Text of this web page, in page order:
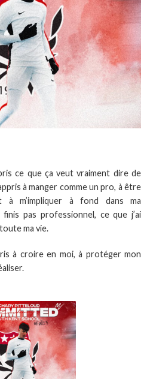
ce que ça veut vraiment dire de
à manger comme un pro, à être
à m’impliquer à fond dans ma
pas professionnel, ce que j’ai
ma vie.
à croire en moi, à protéger mon